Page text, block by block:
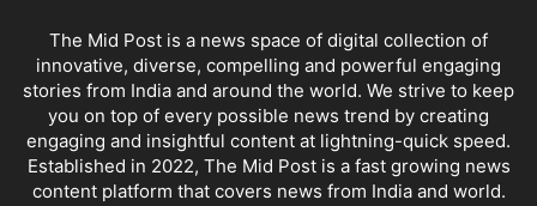
The Mid Post is a news space of digital collection of
innovative, diverse, compelling and powerful engaging
stories from India and around the world. We strive to keep
you on top of every possible news trend by creating
engaging and insightful content at lightning-quick speed.
Established in 2022, The Mid Post is a fast growing news
content platform that covers news from India and world.